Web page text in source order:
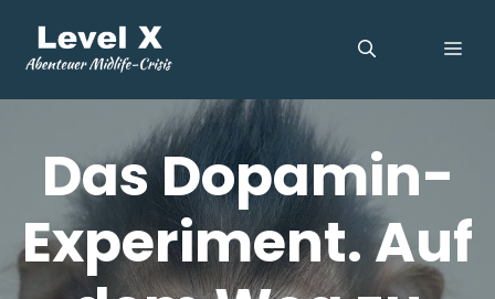
Inhalt
Das Dopamin-
Experiment. Auf